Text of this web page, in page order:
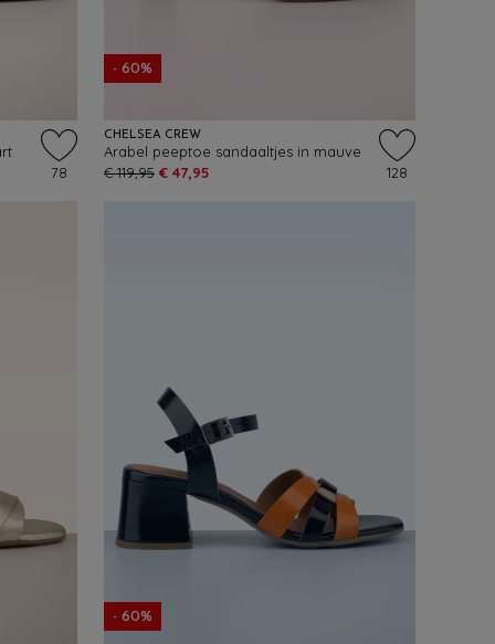
78
- 60%
CHELSEA CREW
Arabel peeptoe sandaaltjes in mauve
€ 119,95 € 47,95 128
- 60%